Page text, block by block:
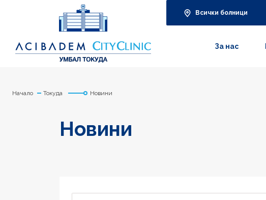
Всички болници
За нас
Начало Токуда Новини
Новини